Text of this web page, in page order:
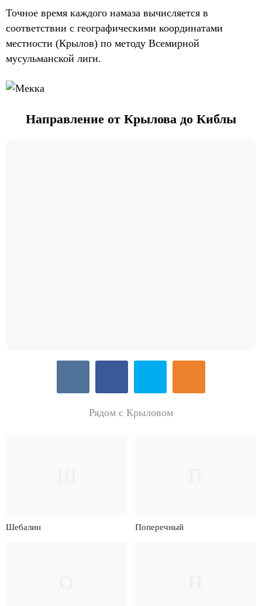
Точное время каждого намаза вычисляется в
соответствии с географическими координатами
местности (Крылов) по методу Всемирной
мусульманской лиги.
Направление от Крылова до Киблы
Рядом с Крыловом
Шебалин Поперечный